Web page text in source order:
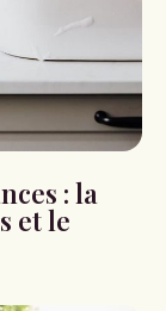
: la
et le